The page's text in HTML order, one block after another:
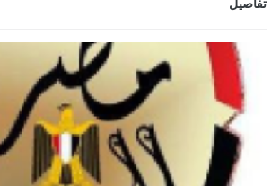
تفاصيل